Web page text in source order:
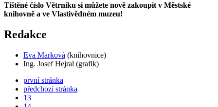
Tištěné číslo Větrníku si můžete nově zakoupit v Městské
knihovně a ve Vlastivědném muzeu!
Redakce
Eva Marková (knihovnice)
Ing. Josef Hejral (grafik)
první stránka
předchozí stránka
13